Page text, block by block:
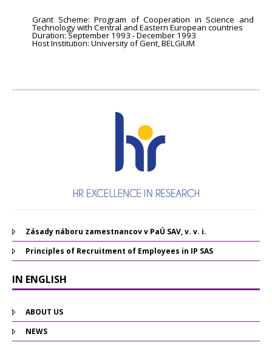
Grant Scheme: Program of Cooperation in Science and
Technology with Central and Eastern European countries
Duration: September 1993 - December 1993
Host Institution: University of Gent, BELGIUM
Zásady náboru zamestnancov v PaÚ SAV, v. v. i.
Principles of Recruitment of Employees in IP SAS
IN ENGLISH
ABOUT US
NEWS